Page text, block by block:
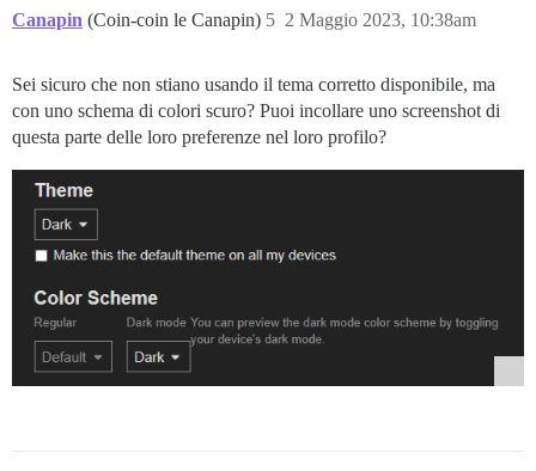
Canapin (Coin-coin le Canapin) 2 Maggio 2023, 10:38am
5
Sei sicuro che non stiano usando il tema corretto disponibile, ma
con uno schema di colori scuro? Puoi incollare uno screenshot di
questa parte delle loro preferenze nel loro profilo?